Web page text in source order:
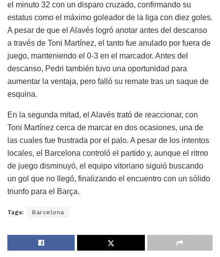
el minuto 32 con un disparo cruzado, confirmando su
estatus como el máximo goleador de la liga con diez goles.
A pesar de que el Alavés logró anotar antes del descanso
a través de Toni Martínez, el tanto fue anulado por fuera de
juego, manteniendo el 0-3 en el marcador. Antes del
descanso, Pedri también tuvo una oportunidad para
aumentar la ventaja, pero falló su remate tras un saque de
esquina.
En la segunda mitad, el Alavés trató de reaccionar, con
Toni Martínez cerca de marcar en dos ocasiones, una de
las cuales fue frustrada por el palo. A pesar de los intentos
locales, el Barcelona controló el partido y, aunque el ritmo
de juego disminuyó, el equipo vitoriano siguió buscando
un gol que no llegó, finalizando el encuentro con un sólido
triunfo para el Barça.
Tags: Barcelona